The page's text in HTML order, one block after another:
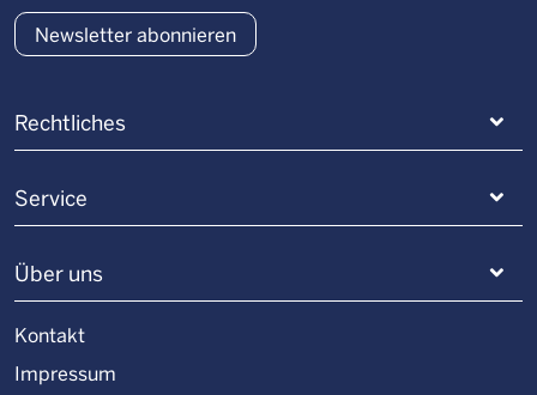
Rechtliches
Service
Über uns
Kontakt
Impressum
Newsletter abonnieren